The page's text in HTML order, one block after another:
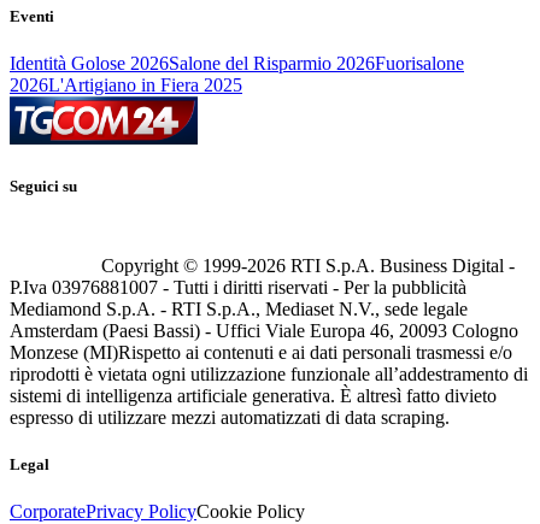
Eventi
Identità Golose 2026Salone del Risparmio 2026Fuorisalone
2026L'Artigiano in Fiera 2025
Seguici su
Copyright © 1999-2026 RTI S.p.A. Business Digital -
P.Iva 03976881007 - Tutti i diritti riservati - Per la pubblicità
Mediamond S.p.A. - RTI S.p.A., Mediaset N.V., sede legale
Amsterdam (Paesi Bassi) - Uffici Viale Europa 46, 20093 Cologno
Monzese (MI)Rispetto ai contenuti e ai dati personali trasmessi e/o
riprodotti è vietata ogni utilizzazione funzionale all’addestramento di
sistemi di intelligenza artificiale generativa. È altresì fatto divieto
espresso di utilizzare mezzi automatizzati di data scraping.
Legal
CorporatePrivacy PolicyCookie Policy